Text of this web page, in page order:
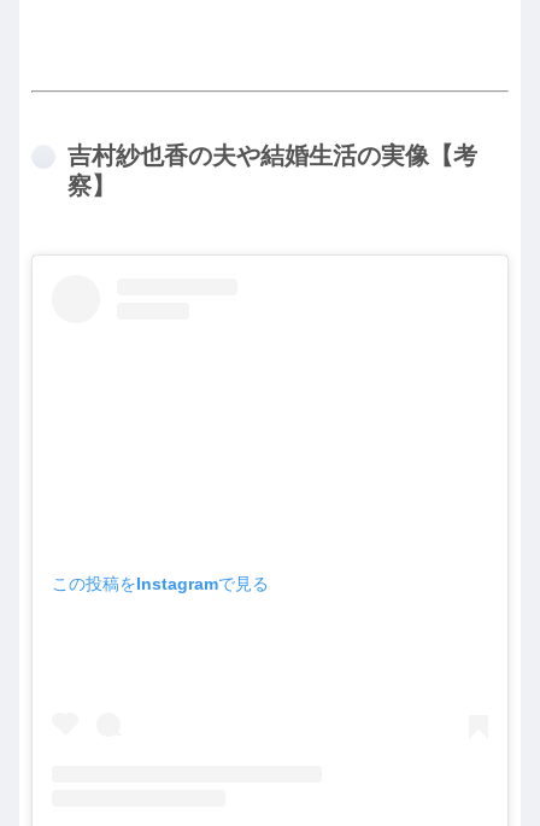
吉村紗也香の夫や結婚生活の実像【考
察】
この投稿をInstagramで見る